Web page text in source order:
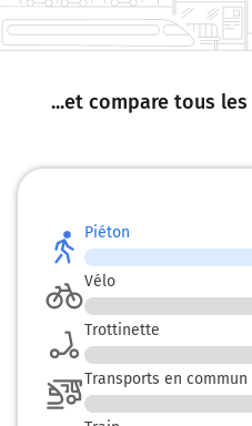
...et compare tous
Piéton
Vélo
Trottinette
Transports en commun